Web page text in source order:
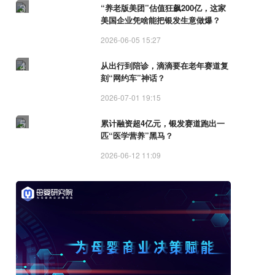
3
“养老版美团”估值狂飙200亿，这家
美国企业凭啥能把银发生意做爆？
2026-06-05 15:27
4
从出行到陪诊，滴滴要在老年赛道复
刻“网约车”神话？
2026-07-01 19:15
5
累计融资超4亿元，银发赛道跑出一
匹“医学营养”黑马？
2026-06-12 11:09